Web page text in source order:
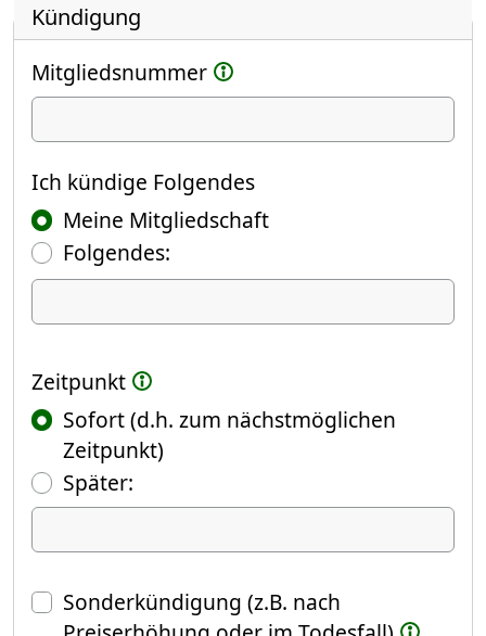
Kündigung
Mitgliedsnummer
Ich kündige
Ich kündige Folgendes
Meine Mitgliedschaft
Folgendes:
Ich kündige Folgendes
Zeitpunkt
Sofort (d.h. zum nächstmöglichen
Zeitpunkt)
Später:(Fokus springt automatisch ins
Datum
Sonderkündigung (z.B. nach